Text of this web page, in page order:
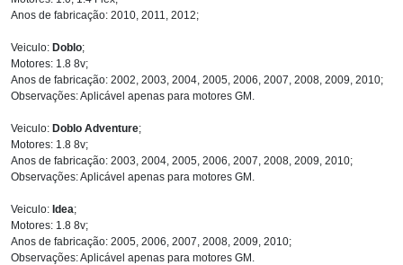
Anos de fabricação: 2010, 2011, 2012;
Veiculo: Doblo;
Motores: 1.8 8v;
Anos de fabricação: 2002, 2003, 2004, 2005, 2006, 2007, 2008, 2009, 2010;
Observações: Aplicável apenas para motores GM.
Veiculo: Doblo Adventure;
Motores: 1.8 8v;
Anos de fabricação: 2003, 2004, 2005, 2006, 2007, 2008, 2009, 2010;
Observações: Aplicável apenas para motores GM.
Veiculo: Idea;
Motores: 1.8 8v;
Anos de fabricação: 2005, 2006, 2007, 2008, 2009, 2010;
Observações: Aplicável apenas para motores GM.